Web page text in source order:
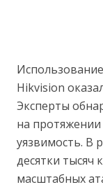
Hikvision
Эксперты
на протяжении
уязвимость. В
десятки тысяч
масштабных